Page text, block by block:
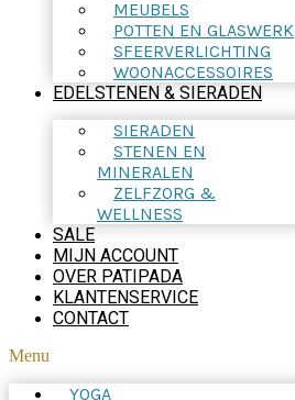
MEUBELS
POTTEN EN GLASWERK
SFEERVERLICHTING
WOONACCESSOIRES
EDELSTENEN & SIERADEN
SIERADEN
STENEN EN
MINERALEN
ZELFZORG &
WELLNESS
SALE
MIJN ACCOUNT
OVER PATIPADA
KLANTENSERVICE
CONTACT
Menu
YOGA